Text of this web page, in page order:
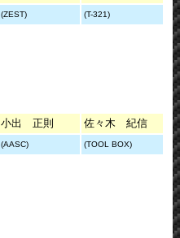
(ZEST) (T-321)
小出 正則 佐々木 紀信
(AASC) (TOOL BOX)